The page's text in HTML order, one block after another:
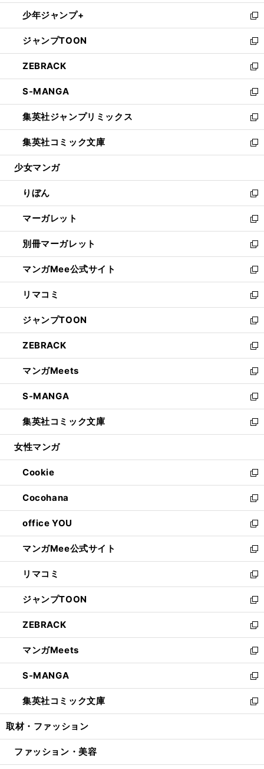
開
く
ウ
で
開
く
ン
ド
ウ
で
開
く
ウ
ィ
ン
ド
ウ
で
開
く
し
い
ウ
ィ
ン
ド
ウ
で
開
く
少年ジャンプ+
新
し
い
ウ
ィ
ン
ド
ウ
で
開
く
ジャンプTOON
新
し
い
ウ
ィ
ン
ド
ウ
で
開
ZEBRACK
新
し
い
ウ
ィ
ン
ド
ウ
開
く
S-MANGA
新
し
い
ウ
ィ
ン
ウ
で
開
く
集英社ジャンプリミックス
新
し
い
ウ
ン
ド
ウ
で
開
く
集英社コミック文庫
新
し
ウ
ィ
ン
ド
ウ
で
開
く
少女マンガ
りぼん
新
し
い
ウ
ィ
ン
ド
ウ
で
開
く
マーガレット
新
し
い
ウ
ィ
ン
ド
ウ
で
開
く
別冊マーガレット
新
し
い
ウ
ィ
ン
ド
ウ
で
開
く
マンガMee公式サイト
新
し
い
ウ
ィ
ン
ド
ウ
で
開
く
リマコミ
新
し
い
ウ
ィ
ン
ド
ウ
で
開
く
ジャンプTOON
新
し
い
ウ
ィ
ン
ド
ウ
で
開
ZEBRACK
新
し
い
ウ
ィ
ン
ド
ウ
開
く
マンガMeets
新
し
い
ウ
ィ
ン
ウ
で
開
く
S-MANGA
新
し
い
ウ
ン
ド
ウ
で
開
く
集英社コミック文庫
新
し
ウ
ィ
ン
ド
ウ
で
開
く
女性マンガ
Cookie
新
し
い
ウ
ィ
ン
ド
ウ
で
開
く
Cocohana
新
し
い
ウ
ィ
ン
ド
ウ
で
開
く
office YOU
新
し
い
ウ
ィ
ン
ド
ウ
で
開
く
マンガMee公式サイト
新
し
い
ウ
ィ
ン
ド
ウ
で
開
く
リマコミ
新
し
い
ウ
ィ
ン
ド
ウ
で
開
く
ジャンプTOON
新
し
い
ウ
ィ
ン
ド
ウ
で
開
ZEBRACK
新
し
い
ウ
ィ
ン
ド
ウ
開
マンガMeets
新
し
い
ウ
ィ
ン
ウ
開
S-MANGA
新
し
い
ウ
ン
ウ
集英社コミック文庫
新
し
ウ
ン
取材・ファッション
ファッション・美容